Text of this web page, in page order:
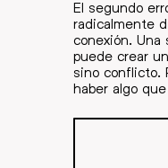
El segundo
radicalmente
conexión.
puede crear
sino conflicto.
haber algo que